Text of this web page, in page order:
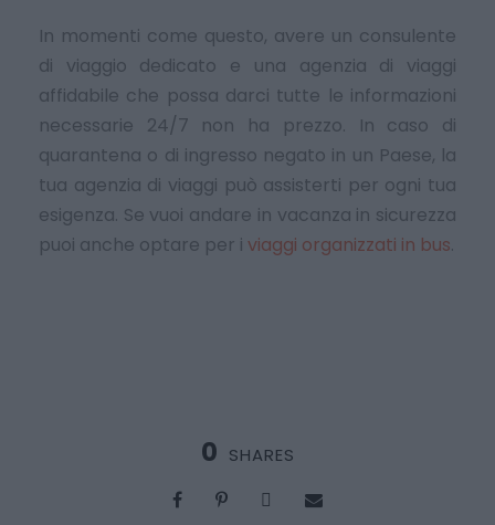
In momenti come questo, avere un consulente
di viaggio dedicato e una agenzia di viaggi
affidabile che possa darci tutte le informazioni
necessarie 24/7 non ha prezzo. In caso di
quarantena o di ingresso negato in un Paese, la
tua agenzia di viaggi può assisterti per ogni tua
esigenza. Se vuoi andare in vacanza in sicurezza
puoi anche optare per i viaggi organizzati in bus.
0 SHARES